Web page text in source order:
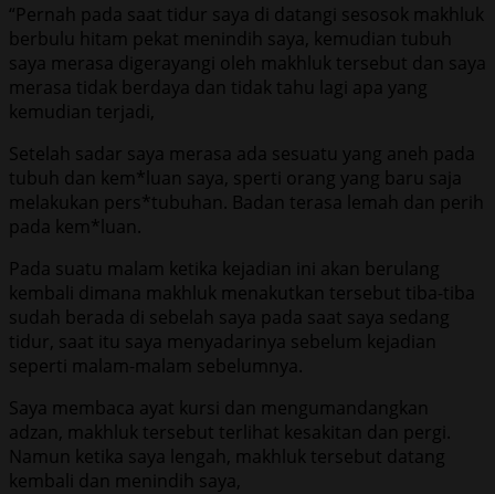
“Pernah pada saat tidur saya di datangi sesosok makhluk
berbulu hitam pekat menindih saya, kemudian tubuh
saya merasa digerayangi oleh makhluk tersebut dan saya
merasa tidak berdaya dan tidak tahu lagi apa yang
kemudian terjadi,
Setelah sadar saya merasa ada sesuatu yang aneh pada
tubuh dan kem*luan saya, sperti orang yang baru saja
melakukan pers*tubuhan. Badan terasa lemah dan perih
pada kem*luan.
Pada suatu malam ketika kejadian ini akan berulang
kembali dimana makhluk menakutkan tersebut tiba-tiba
sudah berada di sebelah saya pada saat saya sedang
tidur, saat itu saya menyadarinya sebelum kejadian
seperti malam-malam sebelumnya.
Saya membaca ayat kursi dan mengumandangkan
adzan, makhluk tersebut terlihat kesakitan dan pergi.
Namun ketika saya lengah, makhluk tersebut datang
kembali dan menindih saya,